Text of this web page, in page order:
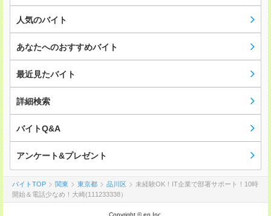
人気のバイト
あなたへのおすすめバイト
最近見たバイト
詳細検索
バイトQ&A
アンケート&プレゼント
バイトTOP 関東 東京都 品川区
未経験OK！IT企業で部署サポート！10時
開始＆電話少なめ！大崎(111233338）
Copyright © en Inc.